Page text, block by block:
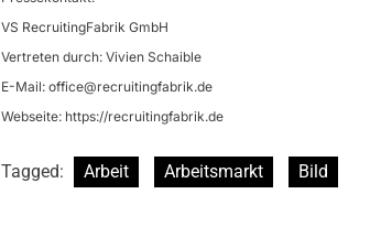
VS RecruitingFabrik GmbH
Vertreten durch: Vivien Schaible
E-Mail: office@recruitingfabrik.de
Webseite: https://recruitingfabrik.de
Tagged: Arbeit Arbeitsmarkt Bild